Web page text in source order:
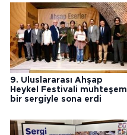
9. Uluslararası Ahşap
Heykel Festivali muhteşem
bir sergiyle sona erdi